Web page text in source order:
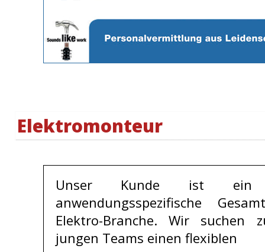
Elektromonteur
Unser Kunde ist ein
anwendungsspezifische
Elektro-Branche. Wir suchen
jungen Teams einen flexiblen